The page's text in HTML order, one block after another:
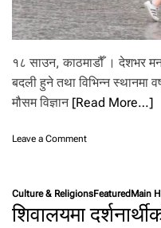
भा
र
त
ग
ज
ना
रो
१८ साउन, काठमाडौँ । देशभर
बदली हुने तथा विभिन्न स्थानमा
मौसम विज्ञान [Read More…]
Leave a Commento
भ
र
Culture & ReligionsFeaturedMain
शिवालयमा